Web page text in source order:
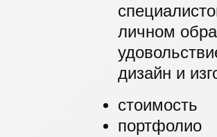
личном
дизайн и
стоимость
портфолио